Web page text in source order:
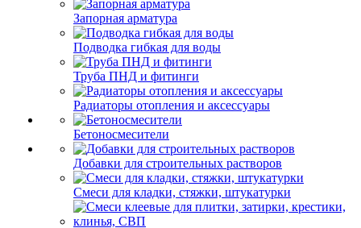
Запорная арматура
Подводка гибкая для воды
Труба ПНД и фитинги
Радиаторы отопления и аксессуары
Бетоносмесители
Добавки для строительных растворов
Смеси для кладки, стяжки, штукатурки